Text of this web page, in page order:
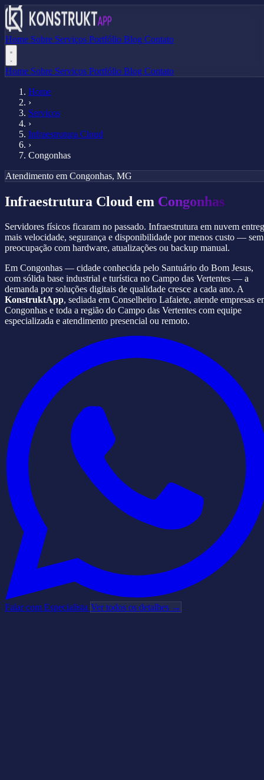
Home Sobre Serviços Portfólio Blog Contato
Home Sobre Serviços Portfólio Blog Contato
Home
›
Serviços
›
Infraestrutura Cloud
›
Congonhas
Atendimento em Congonhas, MG
Infraestrutura Cloud em Congonhas
Servidores físicos ficaram no passado. Infraestrutura em nuvem
mais velocidade, segurança e disponibilidade por menos custo — sem
preocupação com hardware, atualizações ou backup manual.
Em Congonhas — cidade conhecida pelo Santuário do Bom Jesus,
com sólida base industrial e turística no Campo das Vertentes — a
demanda por soluções digitais de qualidade cresce a cada ano. A
KonstruktApp, sediada em Conselheiro Lafaiete, atende empresas
Congonhas e toda a região do Campo das Vertentes com equipe
especializada e atendimento presencial ou remoto.
Falar com Especialista Ver todos os detalhes →